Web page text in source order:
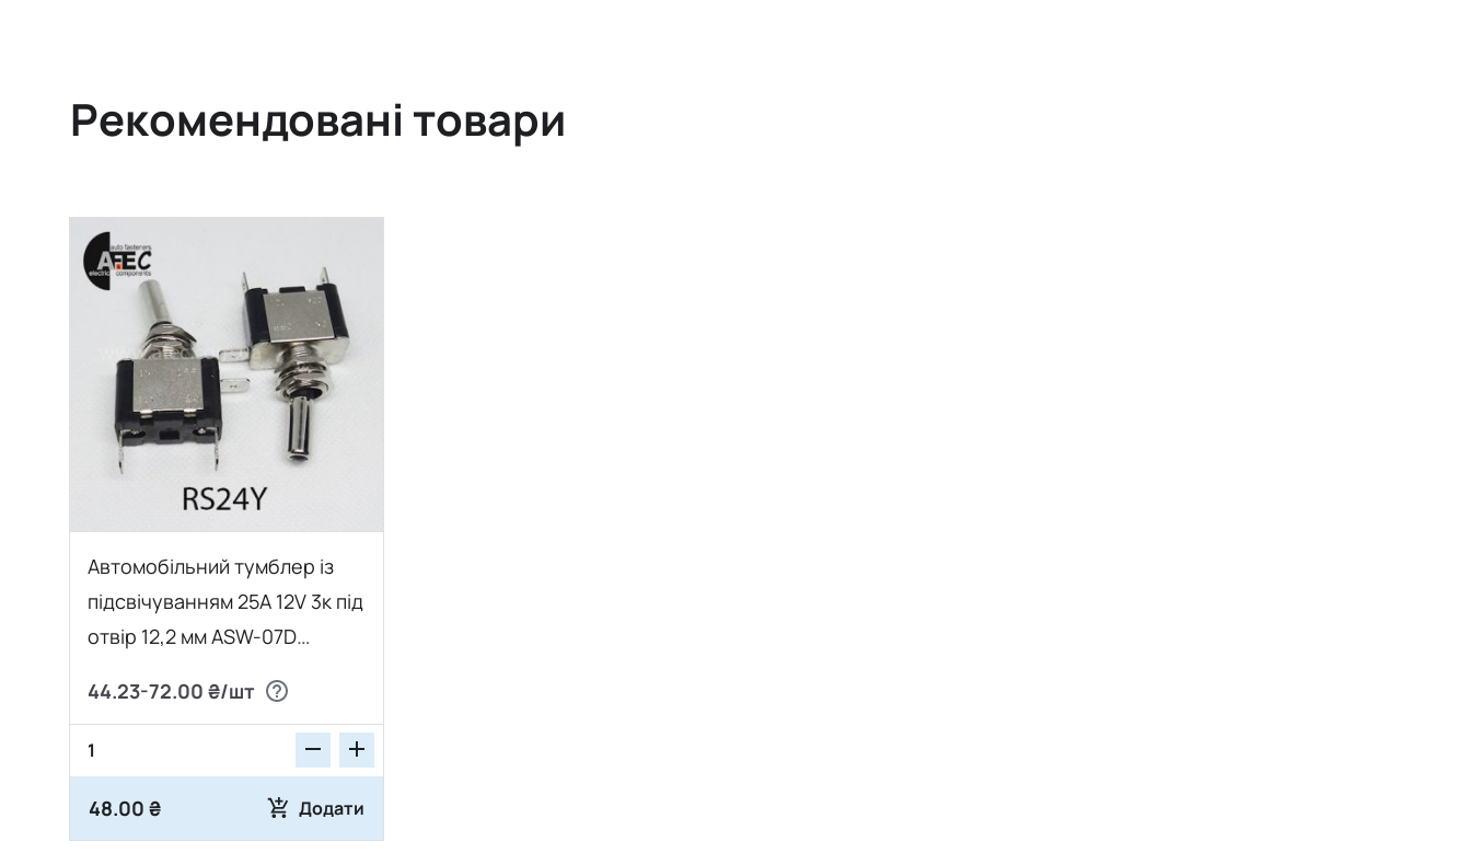
Рекомендовані товари
Автомобільний тумблер із
підсвічуванням 25A 12V 3к під
отвір 12,2 мм ASW-07D
44.23-72.00 ₴/шт
48.00 ₴ Додати